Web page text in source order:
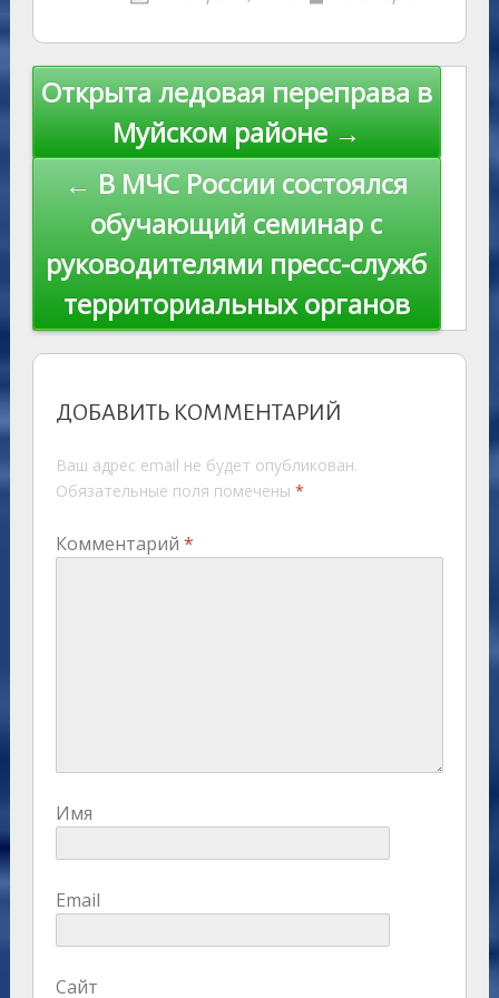
as
s
ni
ki
r
n
al
m p
p
st
l y
Li
n
k
Навигация
записям
Открыта ледовая переправа в
Муйском районе →
← В МЧС России состоялся
обучающий семинар с
руководителями пресс-служб
территориальных органов
ДОБАВИТЬ КОММЕНТАРИЙ
Ваш адрес email не будет опубликован.
Обязательные поля помечены *
Комментарий *
Имя
Email
Сайт